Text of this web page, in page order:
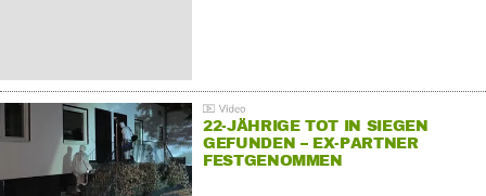
22-JÄHRIGE TOT IN SIEGEN
GEFUNDEN – EX-PARTNER
FESTGENOMMEN